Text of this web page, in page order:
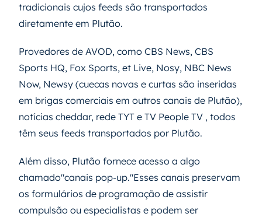
tradicionais cujos feeds são transportados
diretamente em Plutão.
Provedores de AVOD, como CBS News, CBS
Sports HQ, Fox Sports, et Live, Nosy, NBC News
Now, Newsy (cuecas novas e curtas são inseridas
em brigas comerciais em outros canais de Plutão),
notícias cheddar, rede TYT e TV People TV , todos
têm seus feeds transportados por Plutão.
Além disso, Plutão fornece acesso a algo
chamado"canais pop-up."Esses canais preservam
os formulários de programação de assistir
compulsão ou especialistas e podem ser